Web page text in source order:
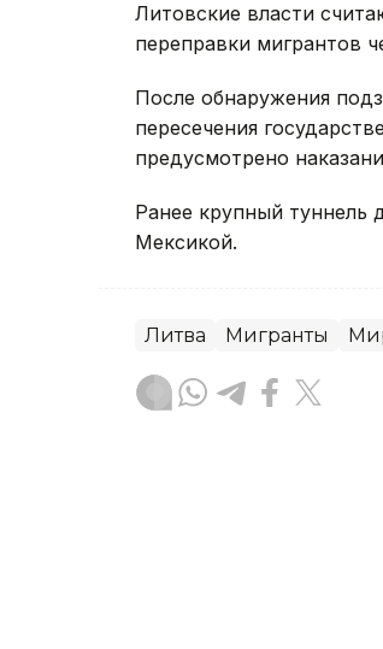
Литовские власти
переправки мигрантов
После обнаружения
пересечения
предусмотрено
Ранее крупный туннель
Мексикой.
Литва Мигранты